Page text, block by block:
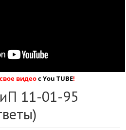
видеос You TUBE!
11-01-95